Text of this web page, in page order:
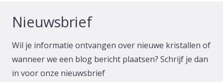
Nieuwsbrief
Wil je informatie ontvangen over nieuwe kristallen of
wanneer we een blog bericht plaatsen? Schrijf je dan
in voor onze nieuwsbrief